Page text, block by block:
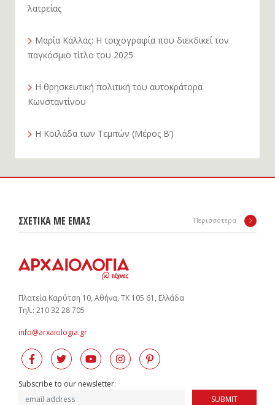
λατρείας
Μαρία Κάλλας: Η τοιχογραφία που διεκδικεί τον
παγκόσμιο τίτλο του 2025
Η θρησκευτική πολιτική του αυτοκράτορα
Κωνσταντίνου
Η Κοιλάδα των Τεμπών (Μέρος Β’)
ΣΧΕΤΙΚΑ ΜΕ ΕΜΑΣ Περισσότερα
Πλατεία Καρύτση 10, Αθήνα, ΤΚ 105 61, Ελλάδα
Tηλ.: 210 32 28 705
info@arxaiologia.gr
Subscribe to our newsletter:
SUBMIT